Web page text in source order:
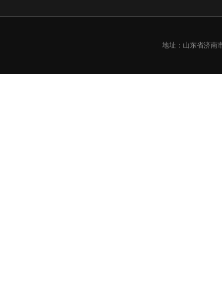
地址：山东省济南